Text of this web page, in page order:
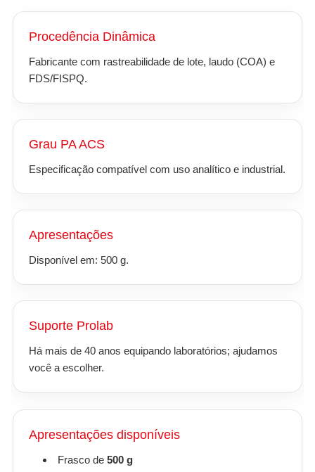
Procedência Dinâmica
Fabricante com rastreabilidade de lote, laudo (COA) e
FDS/FISPQ.
Grau PA ACS
Especificação compatível com uso analítico e industrial.
Apresentações
Disponível em: 500 g.
Suporte Prolab
Há mais de 40 anos equipando laboratórios; ajudamos
você a escolher.
Apresentações disponíveis
Frasco de 500 g